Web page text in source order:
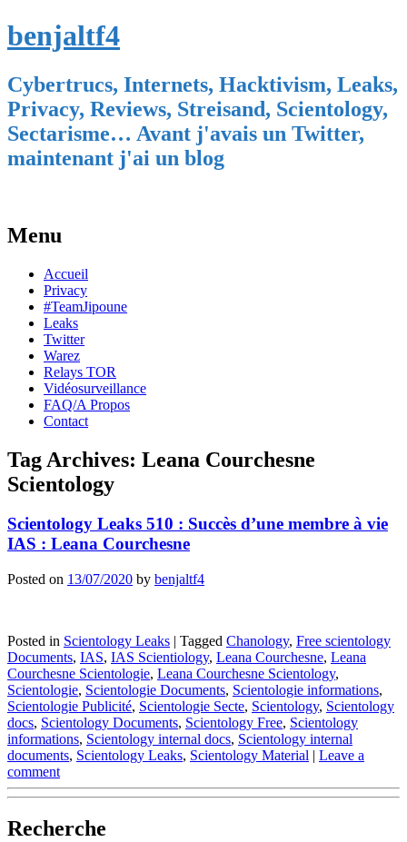
benjaltf4
Cybertrucs, Internets, Hacktivism, Leaks,
Privacy, Reviews, Streisand, Scientology,
Sectarisme… Avant j'avais un Twitter,
maintenant j'ai un blog
Menu
Skip
content
Accueil
Privacy
#TeamJipoune
Leaks
Twitter
Warez
Relays TOR
Vidéosurveillance
FAQ/A Propos
Contact
Tag Archives: Leana Courchesne
Scientology
Scientology Leaks 510 : Succès d’une membre à vie
IAS : Leana Courchesne
Posted on 13/07/2020 by benjaltf4
Posted in Scientology Leaks | Tagged Chanology, Free scientology
Documents, IAS, IAS Scientiology, Leana Courchesne, Leana
Courchesne Scientologie, Leana Courchesne Scientology,
Scientologie, Scientologie Documents, Scientologie informations,
Scientologie Publicité, Scientologie Secte, Scientology, Scientology
docs, Scientology Documents, Scientology Free, Scientology
informations, Scientology internal docs, Scientology internal
documents, Scientology Leaks, Scientology Material | Leave a
comment
Recherche